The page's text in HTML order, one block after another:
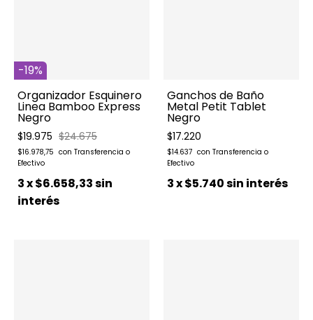
-19%
Organizador Esquinero
Linea Bamboo Express
Negro
$19.975 $24.675
$16.978,75
3x$6.658,33sin
interés
Ganchos de Baño
Metal Petit Tablet
Negro
$17.220
$14.637
3x$5.740sin interés